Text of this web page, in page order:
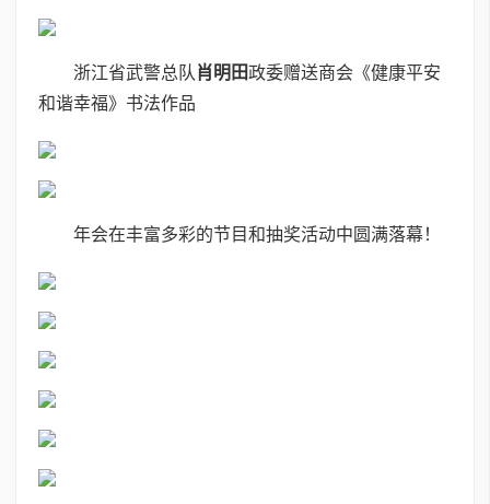
浙江省武警总队 肖明田政委赠送商会《健康平安
和谐幸福》书法作品
年会在丰富多彩的节目和抽奖活动中圆满落幕！